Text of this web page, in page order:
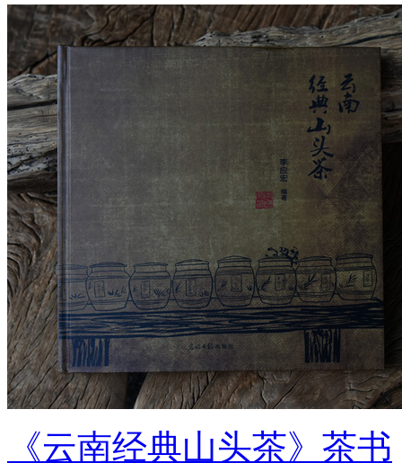
《云南经典山头茶》茶书